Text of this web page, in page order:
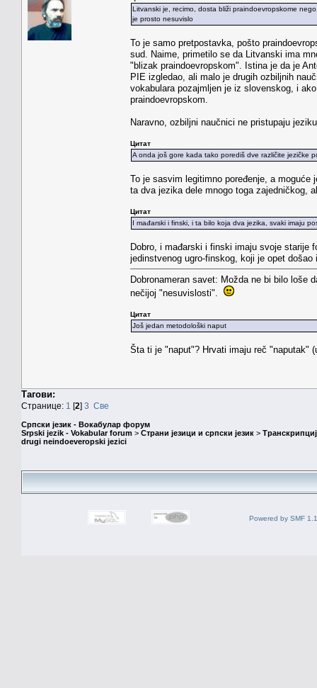
Litvanski je, recimo, dosta bliži praindoevropskome
je prosto nesuvislo
To je samo pretpostavka, pošto
sud. Naime, primetilo se da Litvanski ima
"blizak praindoevropskom". Istina je da je
PIE izgledao, ali malo je drugih ozbiljnih
vokabulara pozajmljen je iz slovenskog, i
praindoevropskom.
Naravno, ozbiljni naučnici ne pristupaju
Цитат
A onda još gore kada tako porediš dve različite jezičke
To je sasvim legitimno poređenje, a
ta dva jezika dele mnogo toga zajedničkog,
Цитат
I mađarski i finski, i ta bilo koja dva jezika, svaki imaju
Dobro, i mađarski i finski imaju svoje starije
jedinstvenog ugro-finskog, koji je opet
Dobronameran savet: Možda ne bi bilo loše
nečijoj "nesuvislosti".
Цитат
Još jedan metodološki naput
Šta ti je "naput"? Hrvati imaju reč "naputak"
Тагови:
Странице: 1 [2] 3 Све
Српски језик - Вокабулар форум
Srpski jezik - Vokabular forum > Страни језици и српски језик >
drugi neindoeveropski jezici
Powered by SMF